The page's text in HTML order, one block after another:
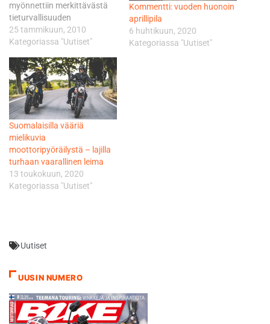
myönnettiin merkittävästä
tieturvallisuuden
parantamisesta. Palkinnon
vastaanotti 14. tammikuuta
Bosch Chassis Systems
Control -toimialan johtaja.
"Järjestelmän
kustannustehokas rakenne
mahdollisti sen edullisen
hinnoittelun. Tämän
ansiosta moni
moottoripyörävalmistaja
pystyy hyödyntämään
järjestelmää pyörissään",
Struth totesi. Tämä oli
25 tammikuun, 2010
Kategoriassa "Uutiset"
Kommentti: vuoden huonoin
aprillipila
6 huhtikuun, 2020
Kategoriassa "Uutiset"
Suomalaisilla vääriä
mielikuvia
moottoripyöräilystä – lajilla
turhaan vaarallinen leima
13 toukokuun, 2020
Kategoriassa "Uutiset"
Uutiset
UUSIN NUMERO